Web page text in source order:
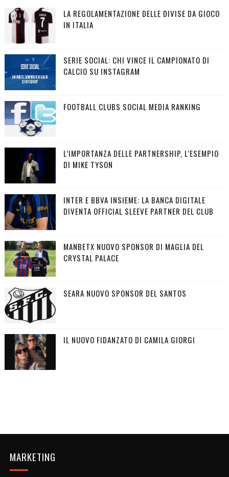
LA REGOLAMENTAZIONE DELLE DIVISE DA GIOCO
IN ITALIA
SERIE SOCIAL: CHI VINCE IL CAMPIONATO DI
CALCIO SU INSTAGRAM
FOOTBALL CLUBS SOCIAL MEDIA RANKING
L’IMPORTANZA DELLE PARTNERSHIP, L’ESEMPIO
DI MIKE TYSON
INTER E BBVA INSIEME: LA BANCA DIGITALE
DIVENTA OFFICIAL SLEEVE PARTNER DEL CLUB
MANBETX NUOVO SPONSOR DI MAGLIA DEL
CRYSTAL PALACE
SEARA NUOVO SPONSOR DEL SANTOS
IL NUOVO FIDANZATO DI CAMILA GIORGI
MARKETING